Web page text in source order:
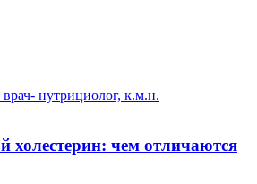
нутрициолог, к.м.н.
холестерин: чем отличаются